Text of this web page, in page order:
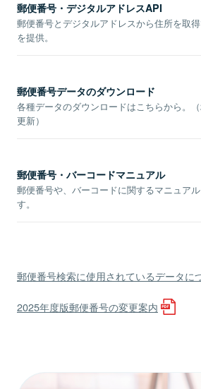
郵便番号・デジタルアドレスAPI
郵便番号とデジタルアドレスから住所を取
を提供。
郵便番号データのダウンロード
各種データのダウンロードはこちらから。
更新）
郵便番号・バーコードマニュアル
郵便番号や、バーコードに関するマニュア
す。
郵便番号検索に使用されているデータに
2025年度版郵便番号の変更案内